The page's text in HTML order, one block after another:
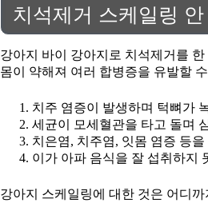
치석제거 스케일링
강아지 바이 강아지로 치석제거를
몸이 약해져 여러 합병증을 유발할
치주 염증이 발생하며 턱뼈가
세균이 모세혈관을 타고 돌며
치은염, 치주염, 잇몸 염증 등
이가 아파 음식을 잘 섭취하지
강아지 스케일링에 대한 것은 어디